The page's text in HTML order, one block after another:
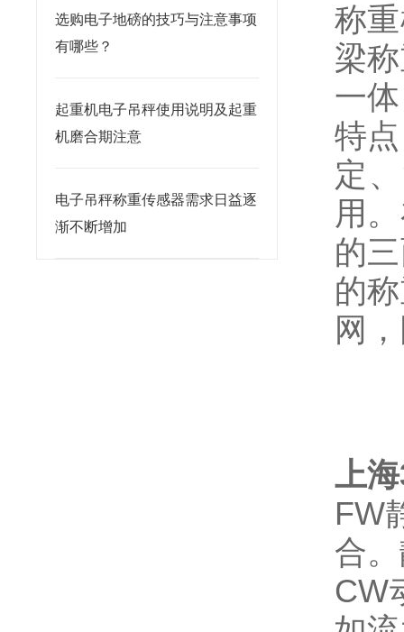
选购电子地磅的技巧与注意事项
有哪些？
起重机电子吊秤使用说明及起重
机磨合期注意
电子吊秤称重传感器需求日益逐
渐不断增加
称
梁
一
特
定
用
的
的
网
上
FW
合
CW